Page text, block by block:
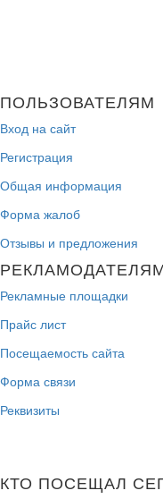
ПОЛЬЗОВАТЕЛЯМ
Вход на сайт
Регистрация
Общая информация
Форма жалоб
Отзывы и предложения
Рекламные площадки
Прайс лист
Посещаемость сайта
Форма связи
Реквизиты
КТО ПОСЕЩАЛ